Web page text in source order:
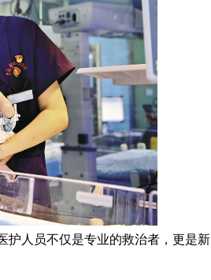
人员不仅是专业的救治者，更是新